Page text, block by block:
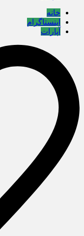
خانه
اینستاگرام
آپارات